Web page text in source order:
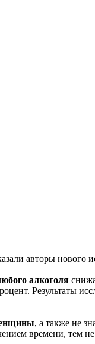
авторы нового
алкоголя
Результаты
, а также не
времени, тем не